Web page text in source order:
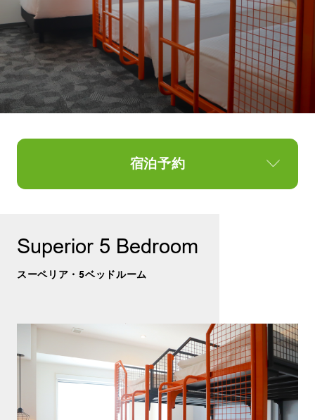
宿泊予約
Superior 5 Bedroom
スーペリア・5ベッドルーム